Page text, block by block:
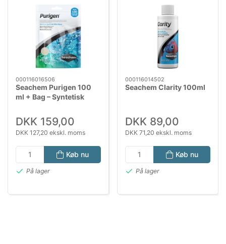
000116016506
Seachem Purigen 100
ml + Bag – Syntetisk
DKK 159,00
DKK 127,20 ekskl. moms
Køb nu
På lager
000116014502
Seachem Clarity 100ml
DKK 89,00
DKK 71,20 ekskl. moms
Køb nu
På lager